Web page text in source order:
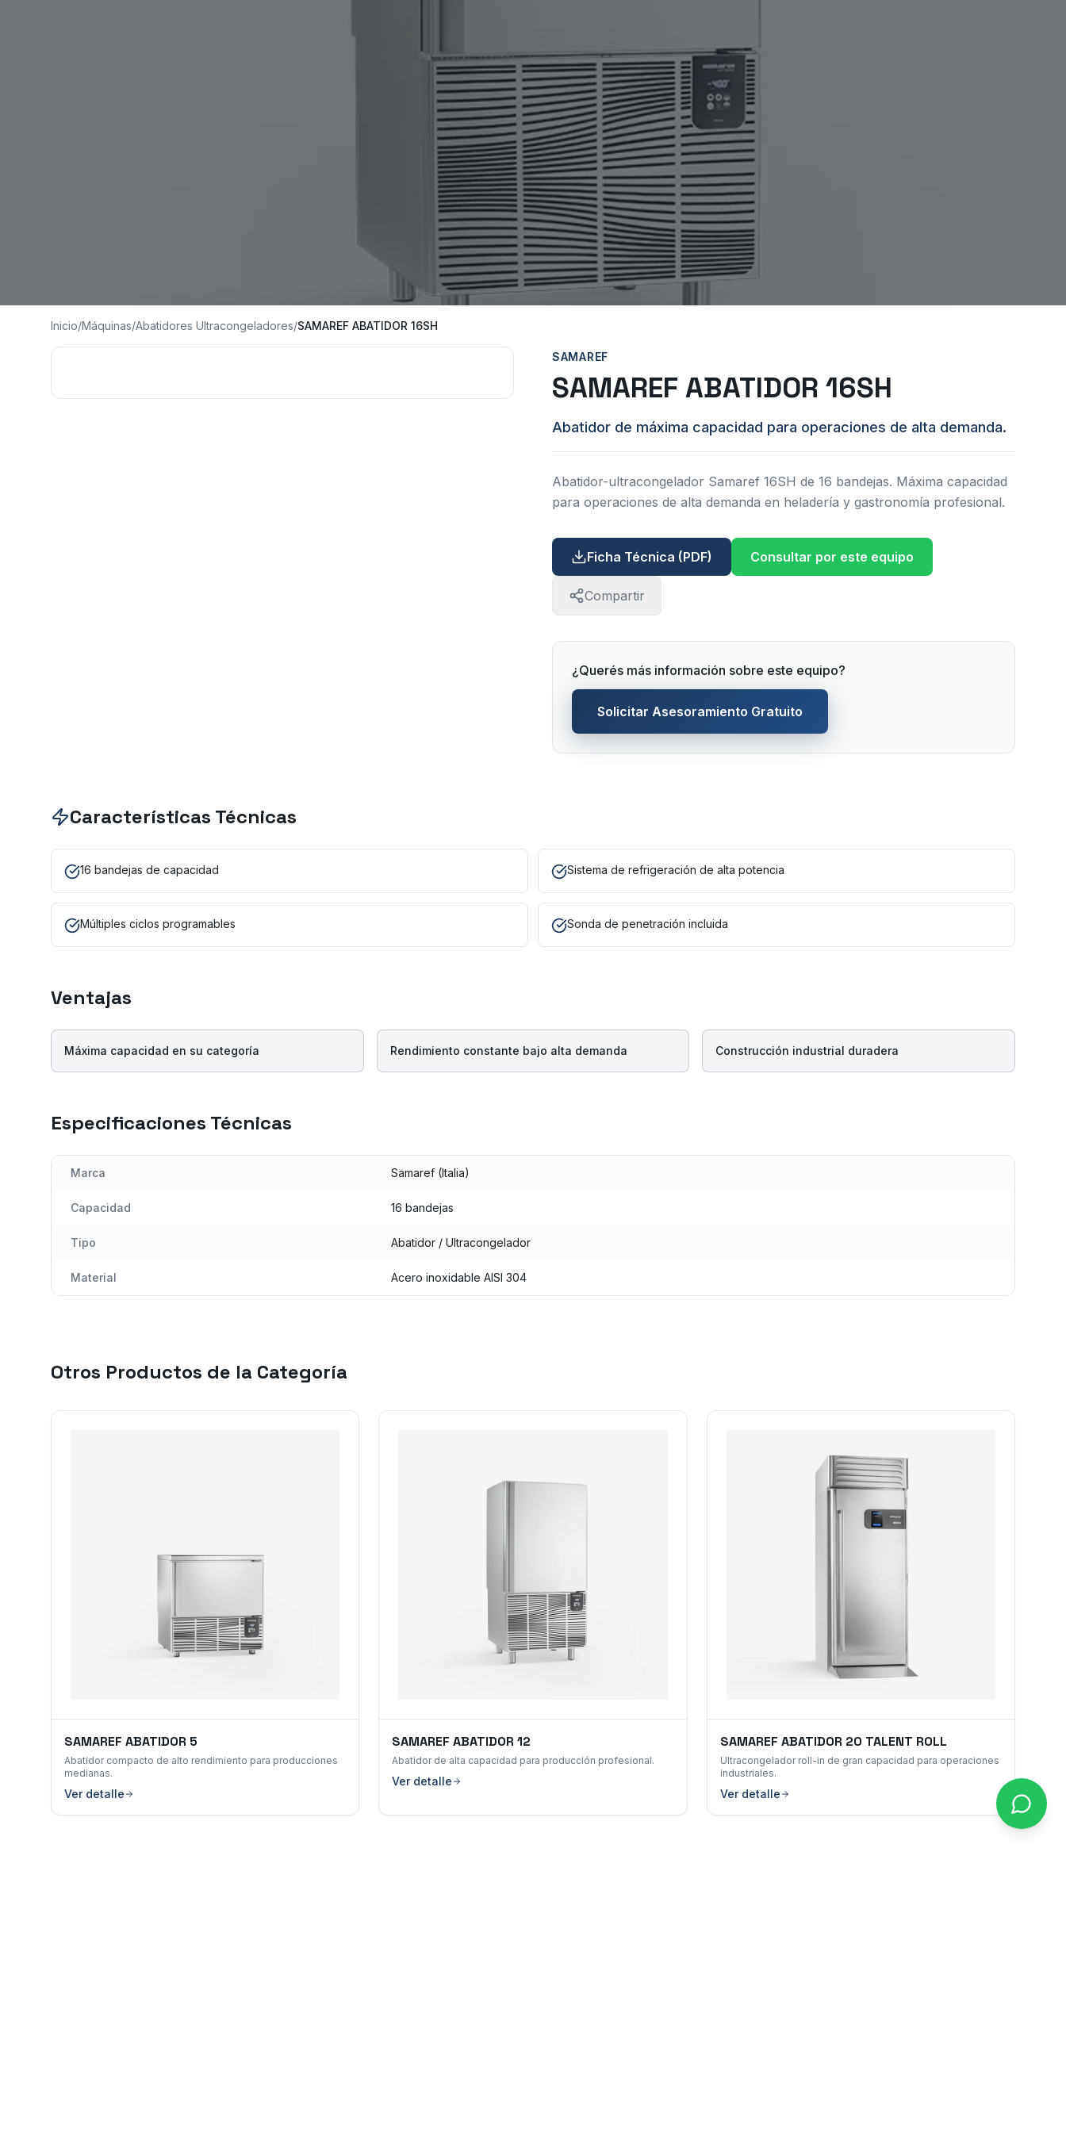
Inicio/Máquinas/Abatidores Ultracongeladores/SAMAREF ABATIDOR 16SH
SAMAREF
SAMAREF ABATIDOR 16SH
Abatidor de máxima capacidad para operaciones de alta demanda.
Abatidor-ultracongelador Samaref 16SH de 16 bandejas. Máxima capacidad
para operaciones de alta demanda en heladería y gastronomía profesional.
Ficha Técnica (PDF) Consultar por este equipo
Compartir
¿Querés más información sobre este equipo?
Solicitar Asesoramiento Gratuito
Características Técnicas
16 bandejas de capacidad Sistema de refrigeración de alta potencia
Múltiples ciclos programables Sonda de penetración incluida
Ventajas
Máxima capacidad en su categoría Rendimiento constante bajo alta demanda Construcción industrial duradera
Especificaciones Técnicas
Marca Samaref (Italia)
Capacidad 16 bandejas
Tipo Abatidor / Ultracongelador
Material Acero inoxidable AISI 304
Otros Productos de la Categoría
SAMAREF ABATIDOR 5
Abatidor compacto de alto rendimiento para producciones
medianas.
Ver detalle
SAMAREF ABATIDOR 12
Abatidor de alta capacidad para producción profesional.
Ver detalle
SAMAREF ABATIDOR 20 TALENT ROLL
Ultracongelador roll-in de gran capacidad para operaciones
industriales.
Ver detalle